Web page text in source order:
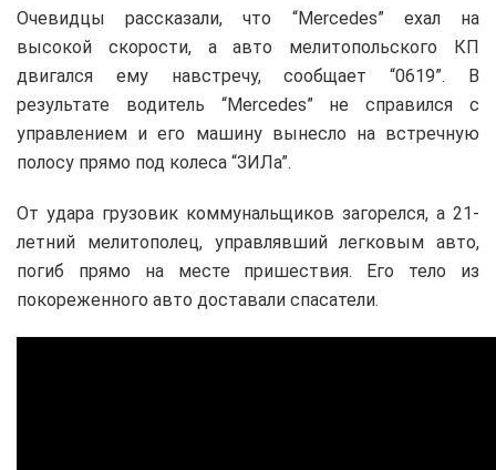
Очевидцы рассказали, что “Merсedes” ехал на
высокой скорости, а авто мелитопольского КП
двигался ему навстречу, сообщает “0619”. В
результате водитель “Merсedes” не справился с
управлением и его машину вынесло на встречную
полосу прямо под колеса “ЗИЛа”.
От удара грузовик коммунальщиков загорелся, а 21-
летний мелитополец, управлявший легковым авто,
погиб прямо на месте пришествия. Его тело из
покореженного авто доставали спасатели.